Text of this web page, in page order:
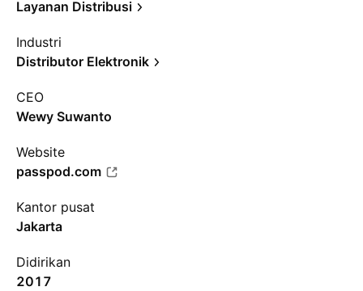
Layanan Distribusi
Industri
Distributor Elektronik
CEO
Wewy Suwanto
Website
passpod.com
Kantor pusat
Jakarta
Didirikan
2017